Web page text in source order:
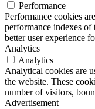
Performance
Performance cookies
performance indexes
better user experience
Analytics
Analytics
Analytical cookies are
the website. These
number of visitors,
Advertisement